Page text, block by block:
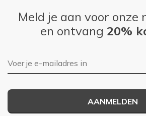
Meld je aan voor onze
en ontvang 20%
E-mailadres
AANMELDEN